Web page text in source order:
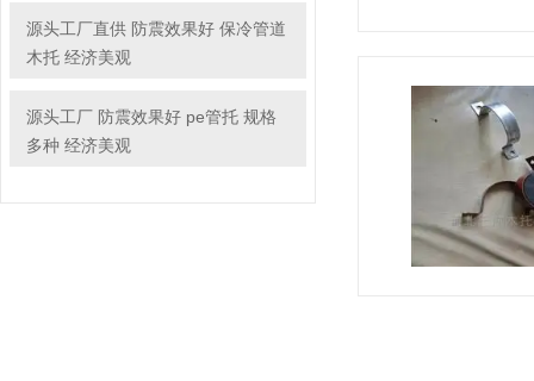
源头工厂直供 防震效果好 保冷管道
木托 经济美观
源头工厂 防震效果好 pe管托 规格
多种 经济美观